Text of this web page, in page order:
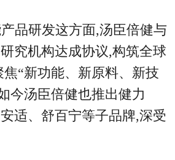
品研发这方面,汤臣倍健与
究机构达成协议,构筑全球
“新功能、新原料、新技
今汤臣倍健也推出健力
适、舒百宁等子品牌,深受